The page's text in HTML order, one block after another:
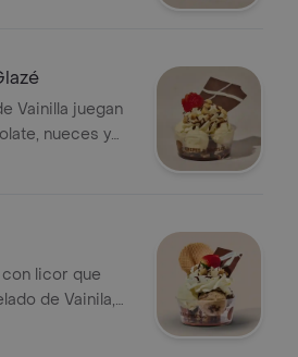
Vainilla juegan
nueces y
licor que
de Vainila,
sutilmente